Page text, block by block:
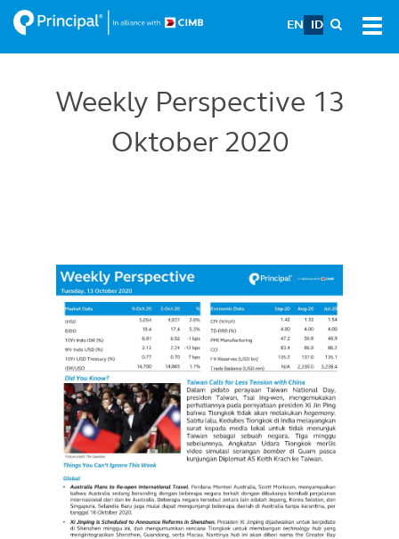
Skip
to
EN ID
Weekly Perspective 13
Oktober 2020